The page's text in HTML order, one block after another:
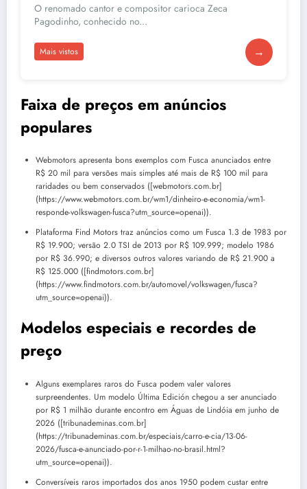
O renomado cantor e compositor carioca Zeca
Pagodinho, conhecido no...
Mais vistos →
Faixa de preços em anúncios
populares
Webmotors apresenta bons exemplos com Fusca anunciados entre
R$ 20 mil para versões mais simples até mais de R$ 100 mil para
raridades ou bem conservados ([webmotors.com.br]
(https://www.webmotors.com.br/wm1/dinheiro-e-economia/wm1-
responde-volkswagen-fusca?utm_source=openai)).
Plataforma Find Motors traz anúncios como um Fusca 1.3 de 1983 por
R$ 19.900; versão 2.0 TSI de 2013 por R$ 109.999; modelo 1986
por R$ 36.990; e diversos outros valores variando de R$ 21.900 a
R$ 125.000 ([findmotors.com.br]
(https://www.findmotors.com.br/automovel/volkswagen/fusca?
utm_source=openai)).
Modelos especiais e recordes de
preço
Alguns exemplares raros do Fusca podem valer valores
surpreendentes. Um modelo Última Edición chegou a ser anunciado
por R$ 1 milhão durante encontro em Águas de Lindóia em junho de
2026 ([tribunademinas.com.br]
(https://tribunademinas.com.br/especiais/carro-e-cia/13-06-
2026/fusca-e-anunciado-por-r-1-milhao-no-brasil.html?
utm_source=openai)).
Conversíveis raros importados dos anos 1950 podem custar entre